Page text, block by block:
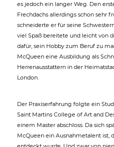
es jedoch ein langer Weg. Den
Frechdachs allerdings schon sehr
schneiderte er für seine
viel Spaß bereitete und leicht von
dafür, sein Hobby zum Beruf zu
McQueen eine Ausbildung als
Herrenausstattern in der
London.
Der Praxiserfahrung folgte ein
Saint Martins College of Art and
einem Master abschloss. Da sich
McQueen ein Ausnahmetalent ist,